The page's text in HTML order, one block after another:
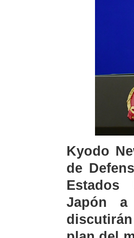
Kyodo
de
Estados
Japón